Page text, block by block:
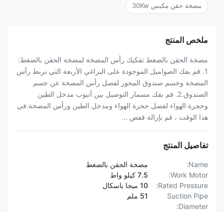
مضخة حقن مكبس 30Kw
ملخص المنتج
مضخة الحقن بالضغط تفكيك رأس المضخة لمضخة الحقن بالضغط:
1. قم بفك الصواميل الموجودة على البراغي الأربعة التي تربط رأس
المضخة وجسم صندوق المحور لفصل رأس المضخة عن جسم
الصندوق.2. قم بفك مسمار التوصيل بين أنبوب مدخل الطين
وحجرة الهواء لفصل حجرة الهواء ومدخل الطين ورأس المضخة.في
هذا الوقت ، قم بإزالة قفص ...
تفاصيل المنتج
Name:
مضخة الحقن بالضغط
Work Motor:
Rated Pressure:
10 ميجا باسكال
Suction Pipe
Diameter: